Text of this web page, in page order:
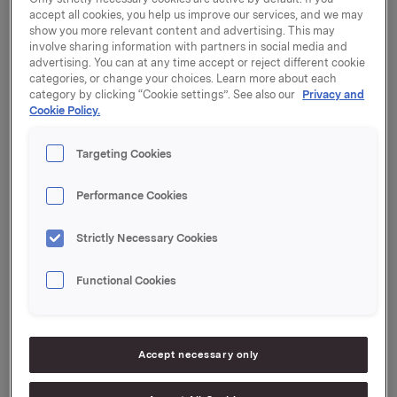
fortsette i nåværende lokaler i Juelsminde, som nå vil
bli leid av Palsgaard. Det totale antall ansatte
forventes å forbli uendret.
- Med kjøpet av Credin styrker Orkla Foods sin rolle
som Nordens ledende leverandør av ingredienser til
innenfor brød- og kakeblandinger får vi nå tilført
betydelig kompetanse. Dessuten kommer vi inn på
nye, interessante markeder. Credin har etablert
sterke posisjoner i Danmark, Polen og Portugal, sier
Ingredients, som er en del av Orkla Foods.
Adm. direktør Birger Brix i Paalsgaard uttaler:
ressurser til å videreutvikle og ekspandere Credins
og Palsgaards aktiviteter samtidig. Vi er derfor glade
for å kunne selge til Orkla, som Credin har
accept all cookies, you help us improve our services, and we may
show you more relevant content and advertising. This may
involve sharing information with partners in social media and
advertising. You can at any time accept or reject different cookie
categories, or change your choices. Learn more about each
category by clicking “Cookie settings”. See also our Privacy and
Cookie Policy.
Targeting Cookies
Performance Cookies
Strictly Necessary Cookies
Functional Cookies
Accept necessary only